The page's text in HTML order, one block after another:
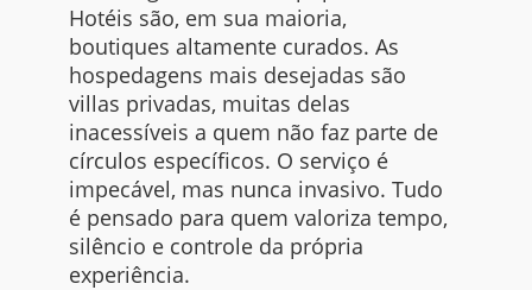
Hotéis são, em sua maioria,
boutiques altamente curados. As
hospedagens mais desejadas são
villas privadas, muitas delas
inacessíveis a quem não faz parte de
círculos específicos. O serviço é
impecável, mas nunca invasivo. Tudo
é pensado para quem valoriza tempo,
silêncio e controle da própria
experiência.